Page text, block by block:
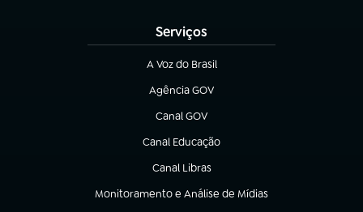
Serviços
A Voz do Brasil
(abre em nova aba)
Agência GOV
(abre em nova aba)
Canal GOV
(abre em nova aba)
Canal Educação
(abre em nova aba)
Canal Libras
(abre em nova aba)
Monitoramento e Análise de Mídias
(abre em nova aba)